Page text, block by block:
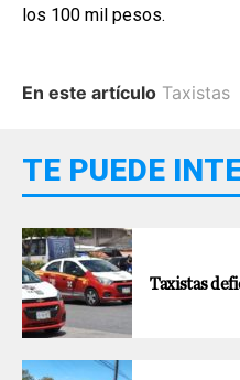
los 100 mil pesos.
En este artículo Taxistas
TE PUEDE
Taxistas